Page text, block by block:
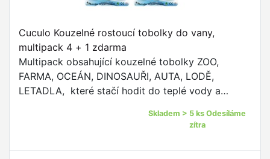
Cuculo Kouzelné rostoucí tobolky do vany,
multipack 4 + 1 zdarma
Multipack obsahující kouzelné tobolky ZOO,
FARMA, OCEÁN, DINOSAUŘI, AUTA, LODĚ,
LETADLA, které stačí hodit do teplé vody a
Skladem > 5 ks Odesíláme
zítra